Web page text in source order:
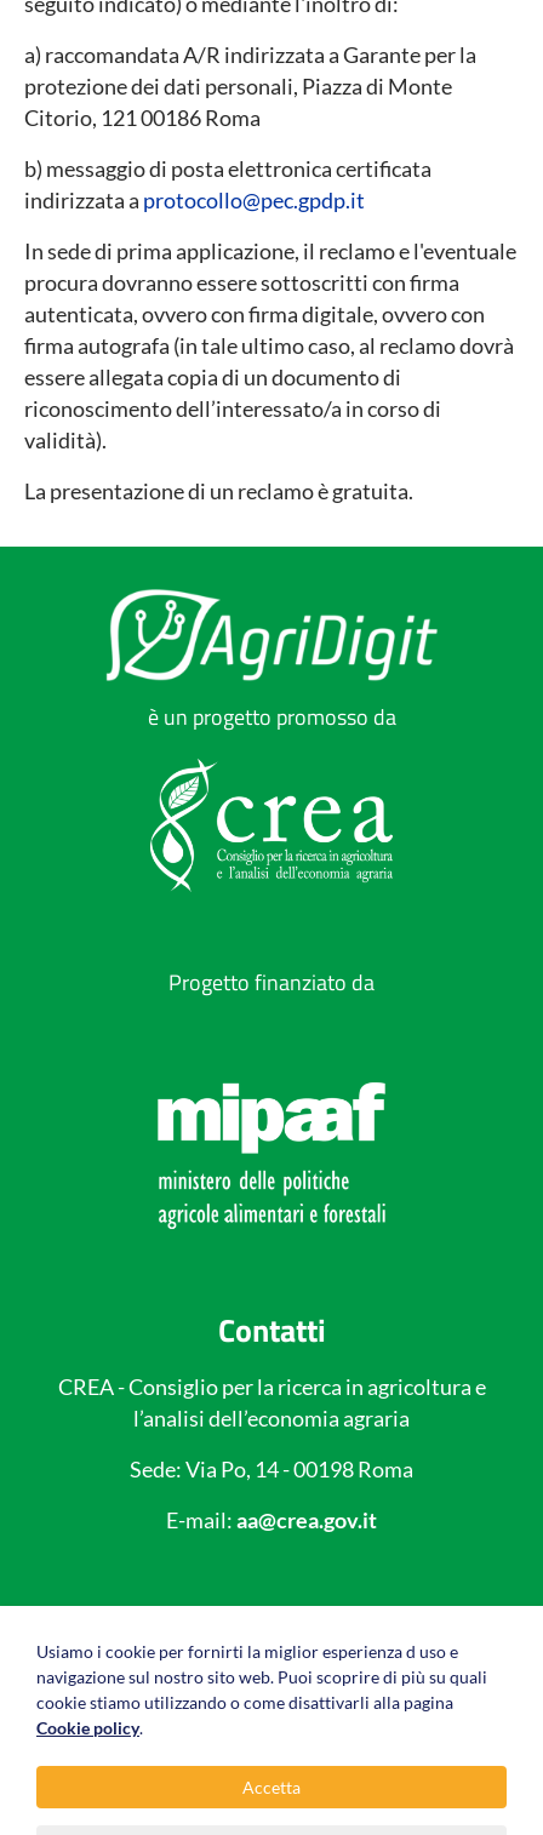
a) raccomandata A/R indirizzata a Garante per la
protezione dei dati personali, Piazza di Monte
Citorio, 121 00186 Roma
b) messaggio di posta elettronica certificata
indirizzata a protocollo@pec.gpdp.it
In sede di prima applicazione, il reclamo e l'eventuale
procura dovranno essere sottoscritti con firma
autenticata, ovvero con firma digitale, ovvero con
firma autografa (in tale ultimo caso, al reclamo dovrà
essere allegata copia di un documento di
riconoscimento dell’interessato/a in corso di
validità).
La presentazione di un reclamo è gratuita.
è un progetto promosso da
Progetto finanziato da
Contatti
CREA - Consiglio per la ricerca in agricoltura e
l’analisi dell’economia agraria
Sede: Via Po, 14 - 00198 Roma
E-mail:aa@crea.gov.it
Privacy policy
Note legali
Usiamo i cookie per fornirti la miglior esperienza d uso e
navigazione sul nostro sito web. Puoi scoprire di più su quali
cookie stiamo utilizzando o come disattivarli alla pagina
Cookie policy.
Accetta